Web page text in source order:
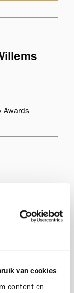
van cookies
content en